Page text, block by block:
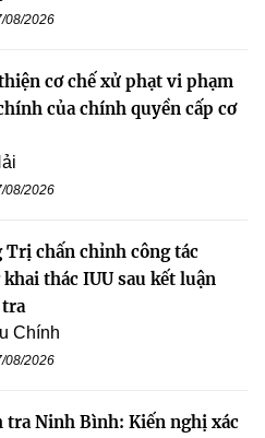
08/2026
cơ chế xử phạt vi phạm
của chính quyền cấp cơ
08/2026
Trị chấn chỉnh công tác
thác IUU sau kết luận
Chính
08/2026
tra Ninh Bình: Kiến nghị xác